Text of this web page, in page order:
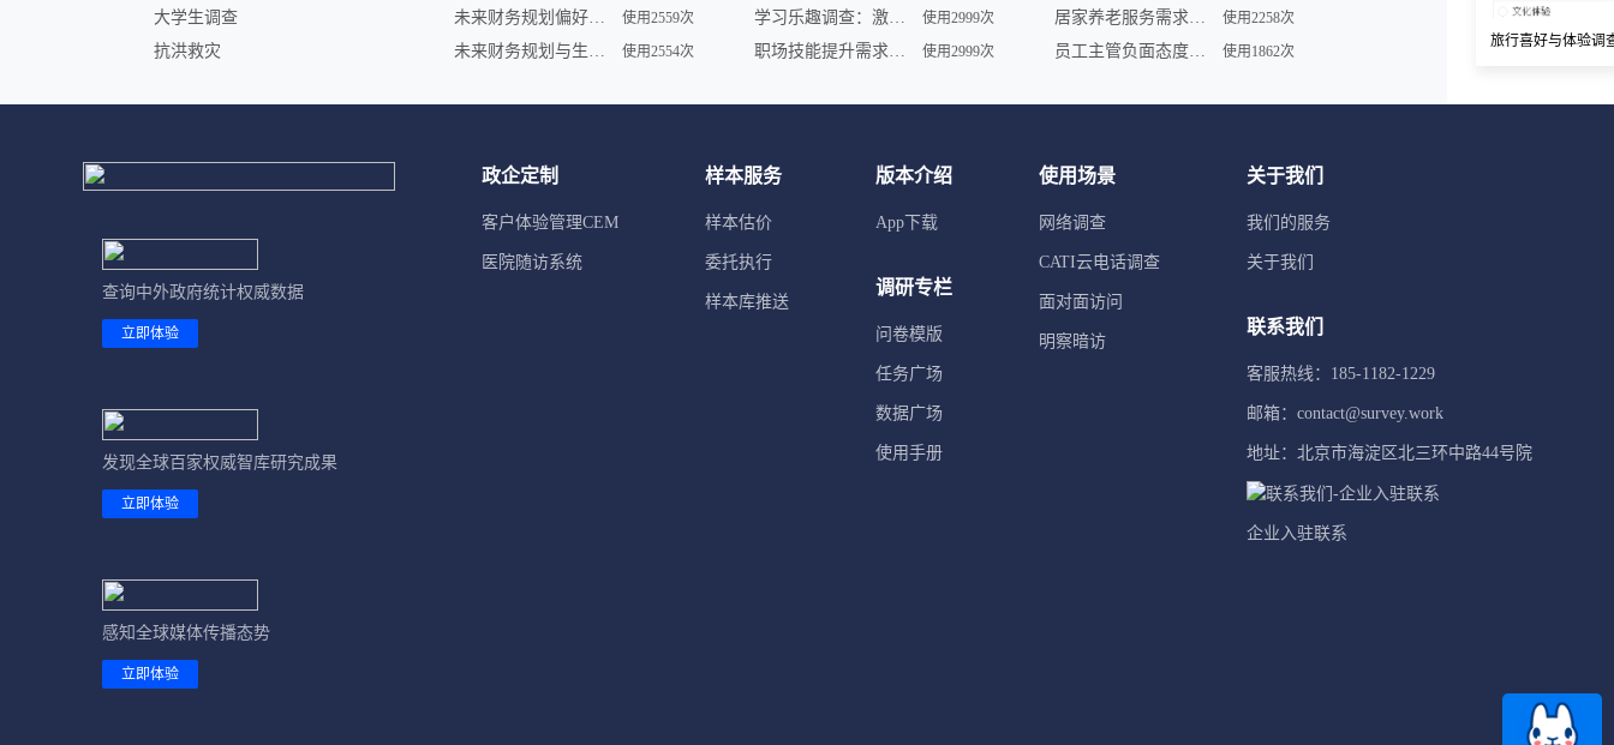
大学生调查
抗洪救灾
未来财务规划偏好及理财趋势调查 使用2559次
未来财务规划与生活愿景调查 使用2554次
学习乐趣调查：激发学员学习动力 使用2999次
职场技能提升需求调查 使用2999次
居家养老服务需求调研问卷 使用2258次
员工主管负面态度问卷 使用1862次
旅行喜好与体验调
查询中外政府统计权威数据
立即体验
发现全球百家权威智库研究成果
立即体验
感知全球媒体传播态势
立即体验
政企定制
客户体验管理CEM
医院随访系统
样本服务
样本估价
委托执行
样本库推送
版本介绍
App下载
调研专栏
问卷模版
任务广场
数据广场
使用手册
使用场景
网络调查
CATI云电话调查
面对面访问
明察暗访
关于我们
我们的服务
关于我们
联系我们
客服热线：185-1182-1229
邮箱：contact@survey.work
地址：北京市海淀区北三环中路44号院
企业入驻联系